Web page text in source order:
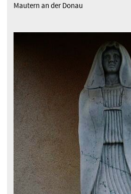
Mautern an der Donau